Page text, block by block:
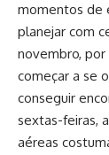
momentos de
planejar com
novembro,
começar a se
conseguir
sextas-feiras,
aéreas